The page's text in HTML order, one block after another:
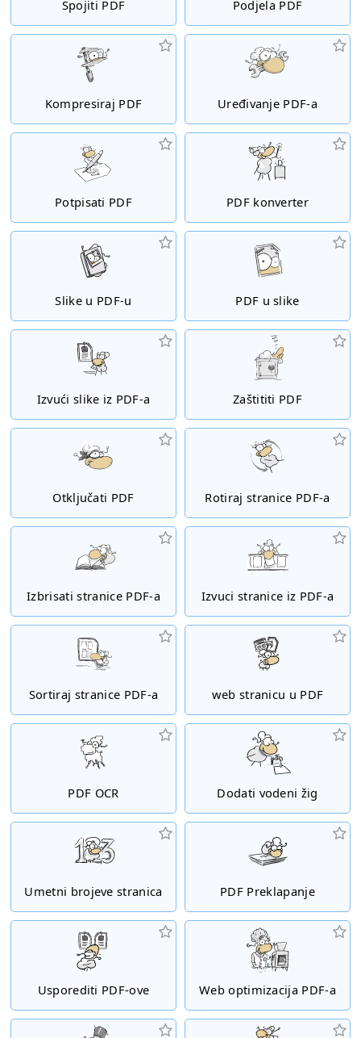
Spojiti PDF Podjela PDF
Kompresiraj PDF Uređivanje PDF-a
Potpisati PDF PDF konverter
Slike u PDF-u PDF u slike
Izvući slike iz PDF-a Zaštititi PDF
Otključati PDF Rotiraj stranice PDF-a
Izbrisati stranice PDF-a Izvuci stranice iz PDF-a
Sortiraj stranice PDF-a web stranicu u PDF
PDF OCR Dodati vodeni žig
Umetni brojeve stranica PDF Preklapanje
Usporediti PDF-ove Web optimizacija PDF-a